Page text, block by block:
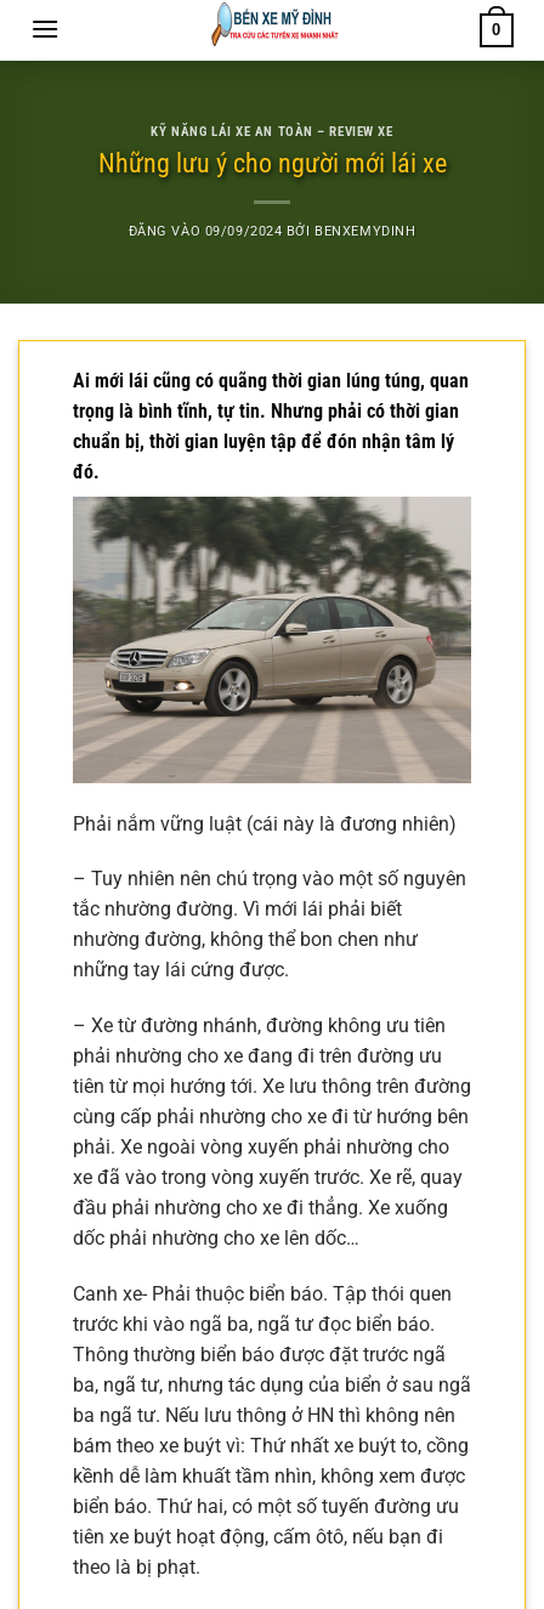
0
KỸ NĂNG LÁI XE AN TOÀN – REVIEW XE
Những lưu ý cho người mới lái xe
ĐĂNG VÀO 09/09/2024 BỞI BENXEMYDINH
Ai mới lái cũng có quãng thời gian lúng túng, quan
trọng là bình tĩnh, tự tin. Nhưng phải có thời gian
chuẩn bị, thời gian luyện tập để đón nhận tâm lý
đó.
Phải nắm vững luật (cái này là đương nhiên)
– Tuy nhiên nên chú trọng vào một số nguyên
tắc nhường đường. Vì mới lái phải biết
nhường đường, không thể bon chen như
những tay lái cứng được.
– Xe từ đường nhánh, đường không ưu tiên
phải nhường cho xe đang đi trên đường ưu
tiên từ mọi hướng tới. Xe lưu thông trên đường
cùng cấp phải nhường cho xe đi từ hướng bên
phải. Xe ngoài vòng xuyến phải nhường cho
xe đã vào trong vòng xuyến trước. Xe rẽ, quay
đầu phải nhường cho xe đi thẳng. Xe xuống
dốc phải nhường cho xe lên dốc…
Canh xe- Phải thuộc biển báo. Tập thói quen
trước khi vào ngã ba, ngã tư đọc biển báo.
Thông thường biển báo được đặt trước ngã
ba, ngã tư, nhưng tác dụng của biển ở sau ngã
ba ngã tư. Nếu lưu thông ở HN thì không nên
bám theo xe buýt vì: Thứ nhất xe buýt to, cồng
kềnh dễ làm khuất tầm nhìn, không xem được
biển báo. Thứ hai, có một số tuyến đường ưu
tiên xe buýt hoạt động, cấm ôtô, nếu bạn đi
theo là bị phạt.